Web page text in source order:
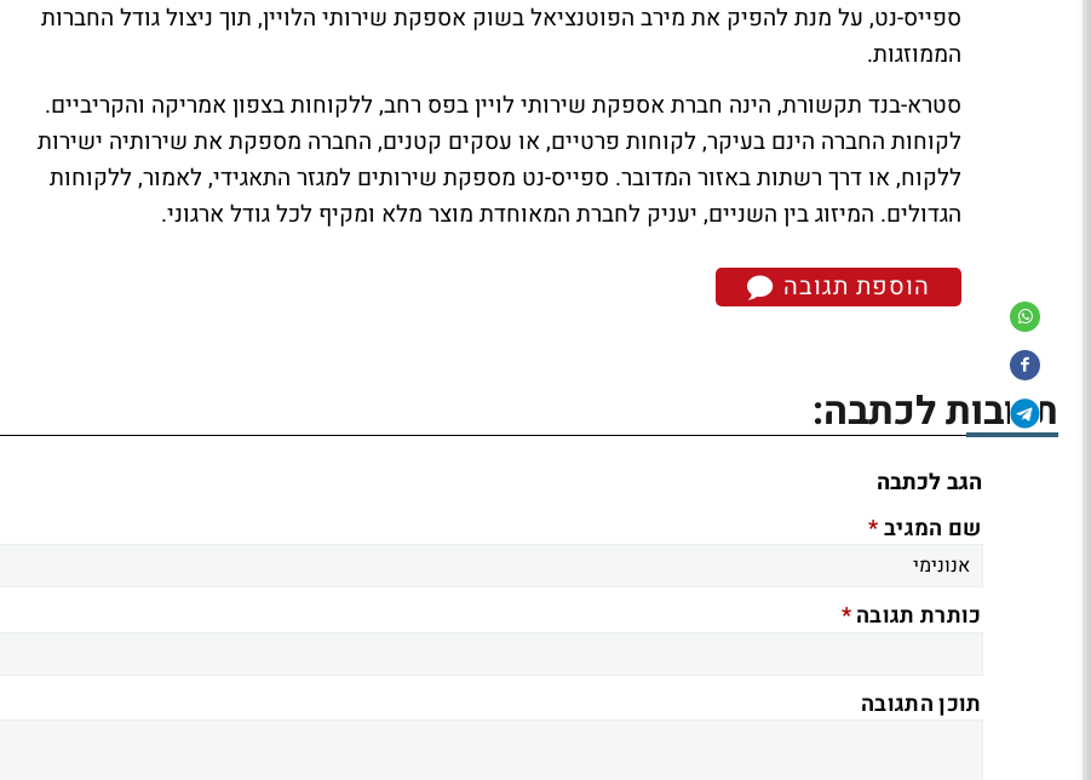
ספייס-נט, על מנת להפיק את מירב הפוטנציאל בשוק אספקת שירותי הלויין, תוך ניצול גודל החברות
הממוזגות.
סטרא-בנד תקשורת, הינה חברת אספקת שירותי לויין בפס רחב, ללקוחות בצפון אמריקה והקריביים.
לקוחות החברה הינם בעיקר, לקוחות פרטיים, או עסקים קטנים, החברה מספקת את שירותיה ישירות
ללקוח, או דרך רשתות באזור המדובר. ספייס-נט מספקת שירותים למגזר התאגידי, לאמור, ללקוחות
הגדולים. המיזוג בין השניים, יעניק לחברת המאוחדת מוצר מלא ומקיף לכל גודל ארגוני.
הוספת תגובה
תגובות לכתבה:
הגב לכתבה
שם המגיב*
כותרת תגובה*
תוכן התגובה